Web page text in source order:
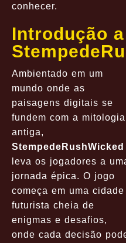
conhecer.
Introdução a
Ambientado em um
mundo onde as
paisagens digitais se
fundem com a mitologia
antiga,
StempedeRushWicked
leva os jogadores a
jornada épica. O jogo
começa em uma cidade
futurista cheia de
enigmas e desafios,
onde cada decisão